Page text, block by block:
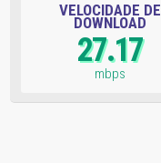
VELOCIDADE DE
DOWNLOAD
27.17
mbps